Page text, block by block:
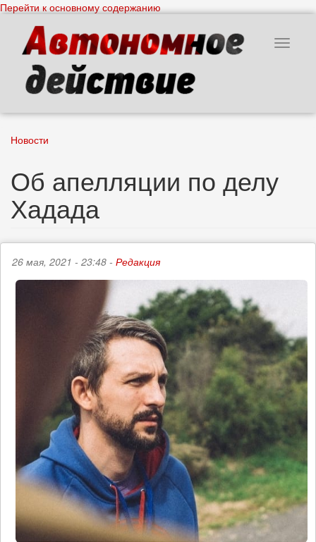
Перейти к основному содержанию
Toggle
Новости
Об апелляции по делу
Хадада
26 мая, 2021 - 23:48 - Редакция